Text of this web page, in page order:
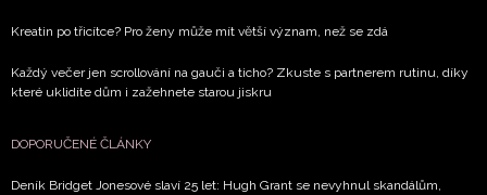
Kreatin po třicítce? Pro ženy může mít větší význam, než se zdá
Každý večer jen scrollování na gauči a ticho? Zkuste s partnerem rutinu, díky
které uklidíte dům i zažehnete starou jiskru
DOPORUČENÉ ČLÁNKY
Deník Bridget Jonesové slaví 25 let: Hugh Grant se nevyhnul skandálům,